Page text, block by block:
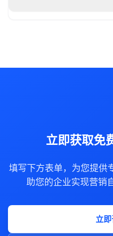
立即获取免
填写下方表单，为您提供
助您的企业实现营销
立